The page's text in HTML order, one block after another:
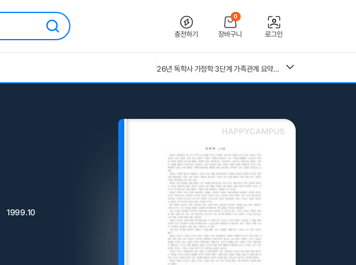
충전하기
0
장바구니 로그인
26년 독학사 가정학 3단계 가족관계 요약본(24,25년 시험 복기내용 추가)
근로복지공단 울산병원 간호사 상세한 면접후기 및 기출질문답변 병원정보 직무상식 80선
26년 독학사 가정학 3단계 식생활과 건강 요약본 (24,25년 시험 복기내용 추가)
혈액원 간호사 최종합격 자소서
1999.10